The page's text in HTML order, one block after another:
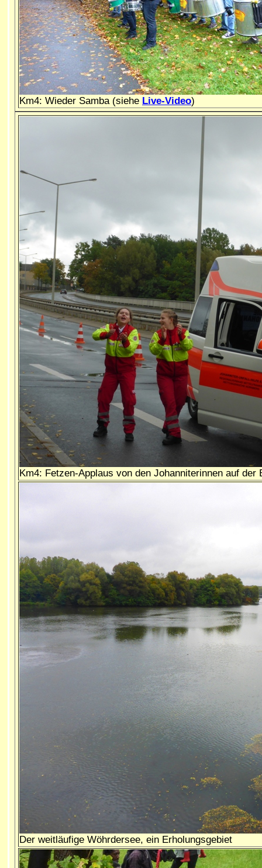
Km4: Wieder Samba (siehe Live-Video)
Km4: Fetzen-Applaus von den Johanniterinnen auf der
Der weitläufige Wöhrdersee, ein Erholungsgebiet